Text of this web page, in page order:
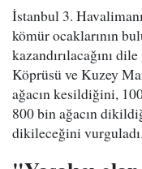
İstanbul 3.
kömür ocaklarının
kazandırılacağını
Köprüsü ve Kuzey
ağacın kesildiğini,
800 bin ağacın
dikileceğini vurguladı.